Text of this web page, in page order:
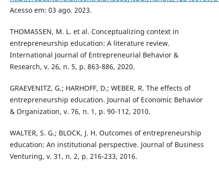
Acesso em: 03 ago. 2023.
THOMASSEN, M. L. et al. Conceptualizing context in
entrepreneurship education: A literature review.
International Journal of Entrepreneurial Behavior &
Research, v. 26, n. 5, p. 863-886, 2020.
GRAEVENITZ, G.; HARHOFF, D.; WEBER, R. The effects of
entrepreneurship education. Journal of Economic Behavior
& Organization, v. 76, n. 1, p. 90-112, 2010.
WALTER, S. G.; BLOCK, J. H. Outcomes of entrepreneurship
education: An institutional perspective. Journal of Business
Venturing, v. 31, n. 2, p. 216-233, 2016.